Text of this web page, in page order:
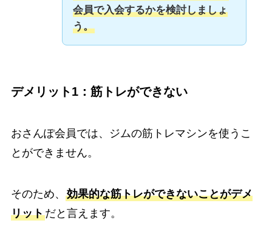
会員で入会するかを検討しましょ
う。
デメリット1：筋トレができない
おさんぽ会員では、ジムの筋トレマシンを使うこ
とができません。
そのため、 効果的な筋トレができないことがデメ
リットだと言えます。